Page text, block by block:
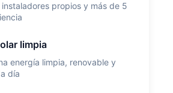
propios y más de 5
limpia
energía limpia, renovable y
día